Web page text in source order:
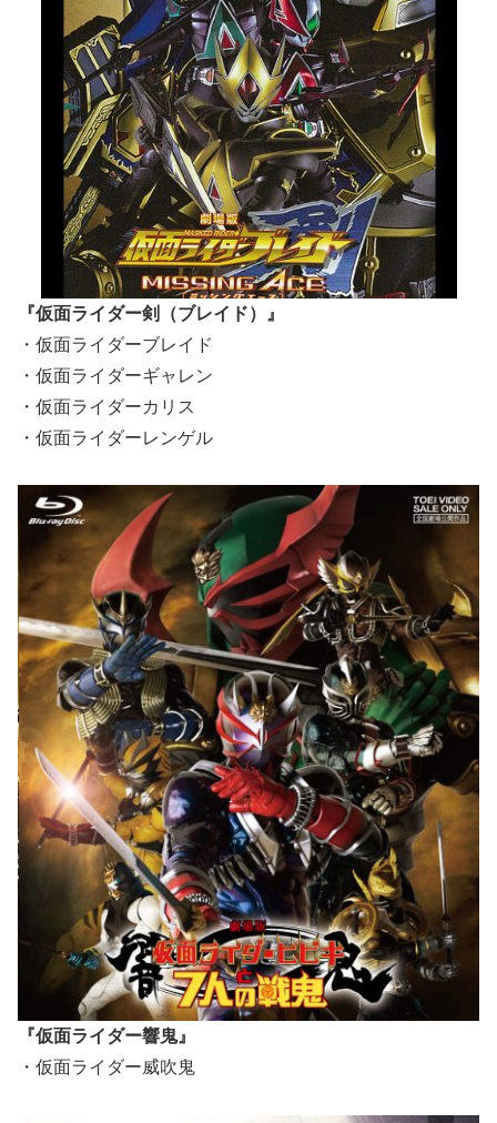
『仮面ライダー剣（ブレイド）』
・仮面ライダーブレイド
・仮面ライダーギャレン
・仮面ライダーカリス
・仮面ライダーレンゲル
『仮面ライダー響鬼』
・仮面ライダー威吹鬼